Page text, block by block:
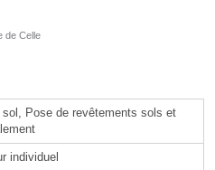
de Celle
sol, Pose de revêtements sols et
individuel